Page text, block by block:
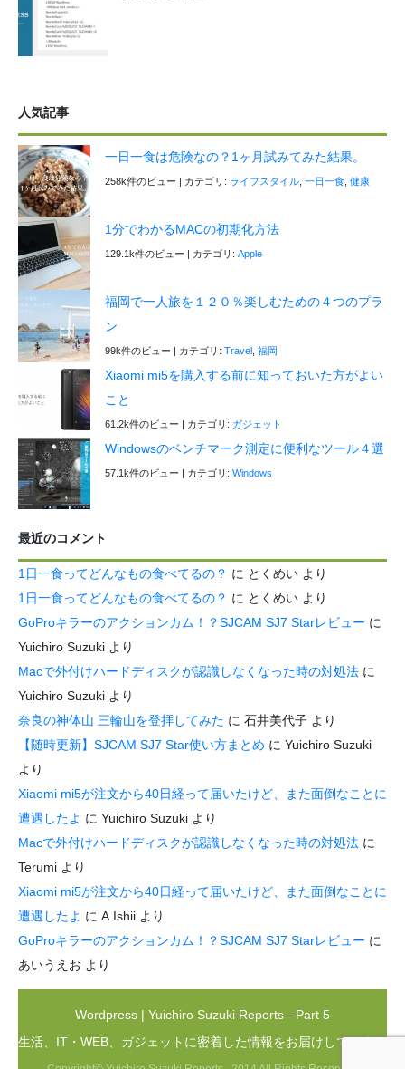
人気記事
一日一食は危険なの？1ヶ月試みてみた結果。
258k件のビュー | カテゴリ: ライフスタイル 一日一食 健康
1分でわかるMACの初期化方法
129.1k件のビュー | カテゴリ: Apple
福岡で一人旅を１２０％楽しむための４つのプラ
ン
99k件のビュー | カテゴリ: Travel 福岡
Xiaomi mi5を購入する前に知っておいた方がよい
こと
61.2k件のビュー | カテゴリ: ガジェット
Windowsのベンチマーク測定に便利なツール４選
57.1k件のビュー | カテゴリ: Windows
最近のコメント
1日一食ってどんなもの食べてるの？ に とくめい より
1日一食ってどんなもの食べてるの？ に とくめい より
GoProキラーのアクションカム！？SJCAM SJ7 Starレビュー に
Yuichiro Suzuki より
Macで外付けハードディスクが認識しなくなった時の対処法 に
Yuichiro Suzuki より
奈良の神体山 三輪山を登拝してみた に 石井美代子 より
【随時更新】SJCAM SJ7 Star使い方まとめ に Yuichiro Suzuki
より
Xiaomi mi5が注文から40日経って届いたけど、また面倒なことに
遭遇したよ に Yuichiro Suzuki より
Macで外付けハードディスクが認識しなくなった時の対処法 に
Terumi より
Xiaomi mi5が注文から40日経って届いたけど、また面倒なことに
遭遇したよ に A.Ishii より
GoProキラーのアクションカム！？SJCAM SJ7 Starレビュー に
あいうえお より
Wordpress | Yuichiro Suzuki Reports - Part 5
生活、IT・WEB、ガジェットに密着した情報をお届けしています